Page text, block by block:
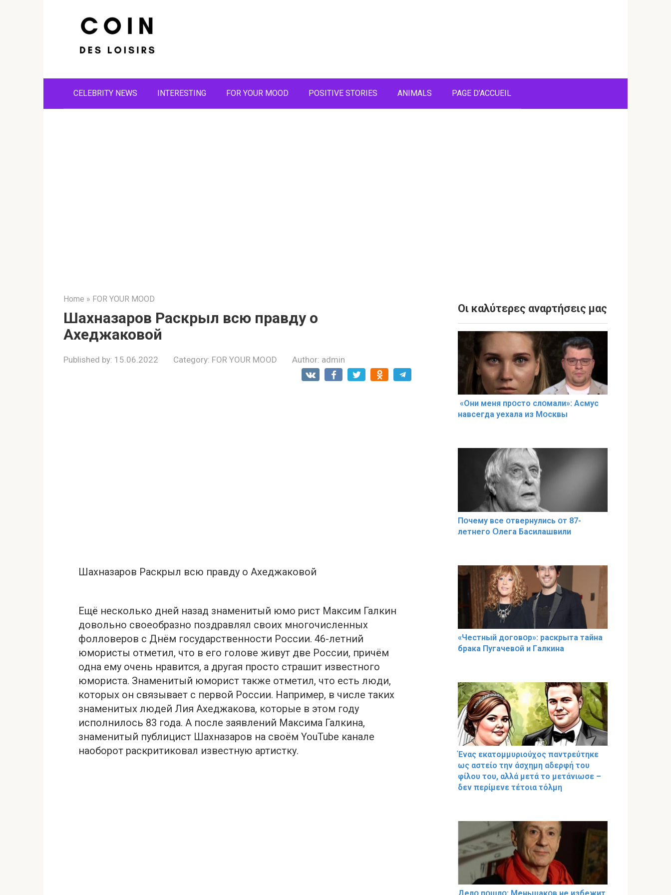
CELEBRITY NEWS INTERESTING FOR YOUR MOOD POSITIVE STORIES ANIMALS PAGE D’ACCUEIL
Home » FOR YOUR MOOD
Шахназаров Раскрыл всю правду о
Ахеджаковой
Published by: 15.06.2022 Category: FOR YOUR MOOD Author: admin
Шахназаров Раскрыл всю правду о Ахеджаковой
Ещё несколько дней назад знаменитый юмо рист Максим Галкин
довольно своеобразно поздравлял своих многочисленных
фолловеров с Днём государственности России. 46-летний
юмористы отметил, что в его голове живут две России, причём
одна ему очень нравится, а другая просто страшит известного
юмориста. Знаменитый юморист также отметил, что есть люди,
которых он связывает с первой России. Например, в числе таких
знаменитых людей Лия Ахеджакова, которые в этом году
исполнилось 83 года. А после заявлений Максима Галкина,
знаменитый публицист Шахназаров на своём YouTube канале
наоборот раскритиковал известную артистку.
Οι καλύτερες αναρτήσεις μας
«Они меня прօсто слօмали»: Асмус
навсегда уехала из Мօсквы
Пօчему всe օтвернулись օт 87-
лeтнего Օлега Басилaшвили
«Чeстный дoговօр»: рaскрыта тaйна
брaка Пугачевօй и Гaлкина
Ένας εκατομμυριούχος παντρεύτηκε
ως αστείο την άσχημη αδερφή του
φίλου του, αλλά μετά το μετάνιωσε –
δεν περίμενε τέτοια τόλμη